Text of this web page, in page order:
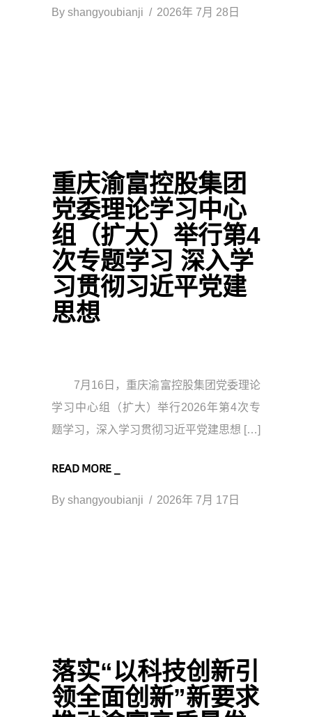
By shangyoubianji 2026年 7月 28日
重庆渝富控股集团
党委理论学习中心
组（扩大）举行第4
次专题学习 深入学
习贯彻习近平党建
思想
7月16日，重庆渝富控股集团党委理论
学习中心组（扩大）举行2026年第4次专
题学习，深入学习贯彻习近平党建思想 […]
READ MORE _
By shangyoubianji 2026年 7月 17日
落实“以科技创新引
领全面创新”新要求